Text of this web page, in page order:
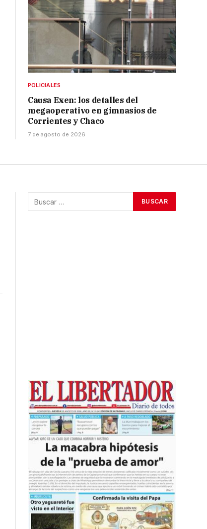
POLICIALES
Causa Exen: los detalles del
megaoperativo en gimnasios de
Corrientes y Chaco
7 de agosto de 2026